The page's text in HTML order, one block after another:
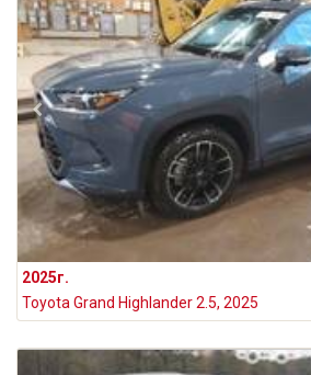
2025г.
Toyota Grand Highlander 2.5, 2025